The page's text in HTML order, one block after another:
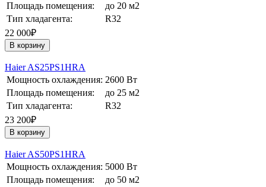
Площадь помещения:
до 20 м2
Тип хладагента:
R32
22 000₽
В корзину
Haier AS25PS1HRA
Мощность охлаждения: 2600 Вт
Площадь помещения:
до 25 м2
Тип хладагента:
R32
23 200₽
В корзину
Haier AS50PS1HRA
Мощность охлаждения: 5000 Вт
Площадь помещения:
до 50 м2